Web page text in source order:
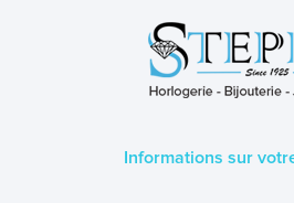
Informations sur